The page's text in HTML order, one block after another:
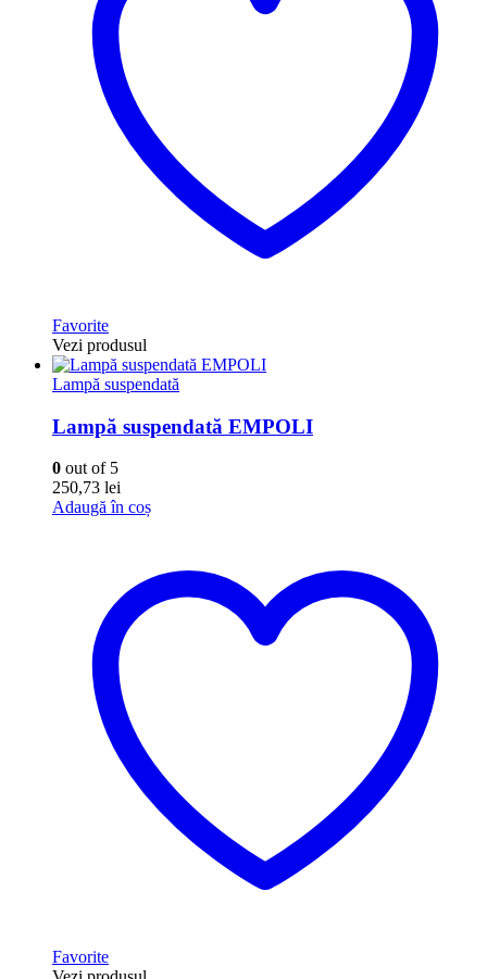
Favorite
Vezi produsul
Lampă suspendată
Lampă suspendată EMPOLI
0 out of 5
250,73 lei
Adaugă în coș
Favorite